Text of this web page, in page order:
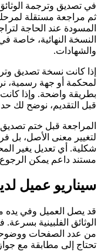
في تصديق وترجمة
ثم مراجعة مستقلة
المسودة عند الحاجة
النسخة النهائية، خاصة
والشهادات.
إذا كانت نسخة تصديق
لمحكمة أو جهة رسمية،
بطريقة واضحة. وإذا كانت
قبل التقديم، نوضح لك
المراجعة قبل ختم
لتغيير معنى الأصل، بل
شكلية. أي تعديل يغير
مستند داعم يمكن الرجوع
سيناريو عميل
قد يصل العميل وفي
الوثائق الفلبينية
من عدد الصفحات
تحتاج إلى مطابقة مع